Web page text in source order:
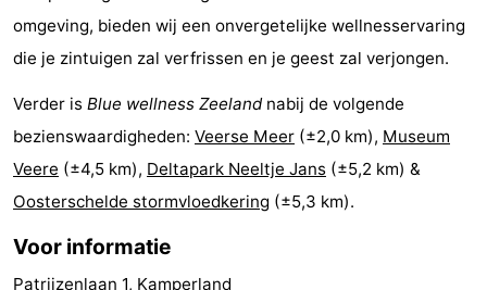
en
Evenementen
Praktisch
Forum
-
omgeving, bieden wij een onvergetelijke wellnesservaring
die je zintuigen zal verfrissen en je geest zal verjongen.
Verder is Blue wellness Zeelandnabij de volgende
bezienswaardigheden: Veerse Meer (±2,0 km), Museum
Veere (±4,5 km), Deltapark Neeltje Jans (±5,2 km) &
Oosterschelde stormvloedkering (±5,3 km).
Voor informatie
Patrijzenlaan 1, Kamperland